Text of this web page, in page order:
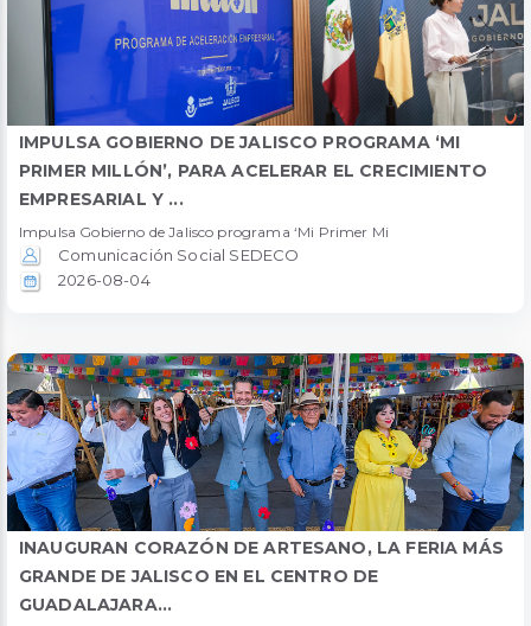
IMPULSA GOBIERNO DE JALISCO PROGRAMA ‘MI
PRIMER MILLÓN’, PARA ACELERAR EL CRECIMIENTO
EMPRESARIAL Y ...
Impulsa Gobierno de Jalisco programa ‘Mi Primer Mi
Comunicación Social SEDECO
2026-08-04
INAUGURAN CORAZÓN DE ARTESANO, LA FERIA MÁS
GRANDE DE JALISCO EN EL CENTRO DE
GUADALAJARA...